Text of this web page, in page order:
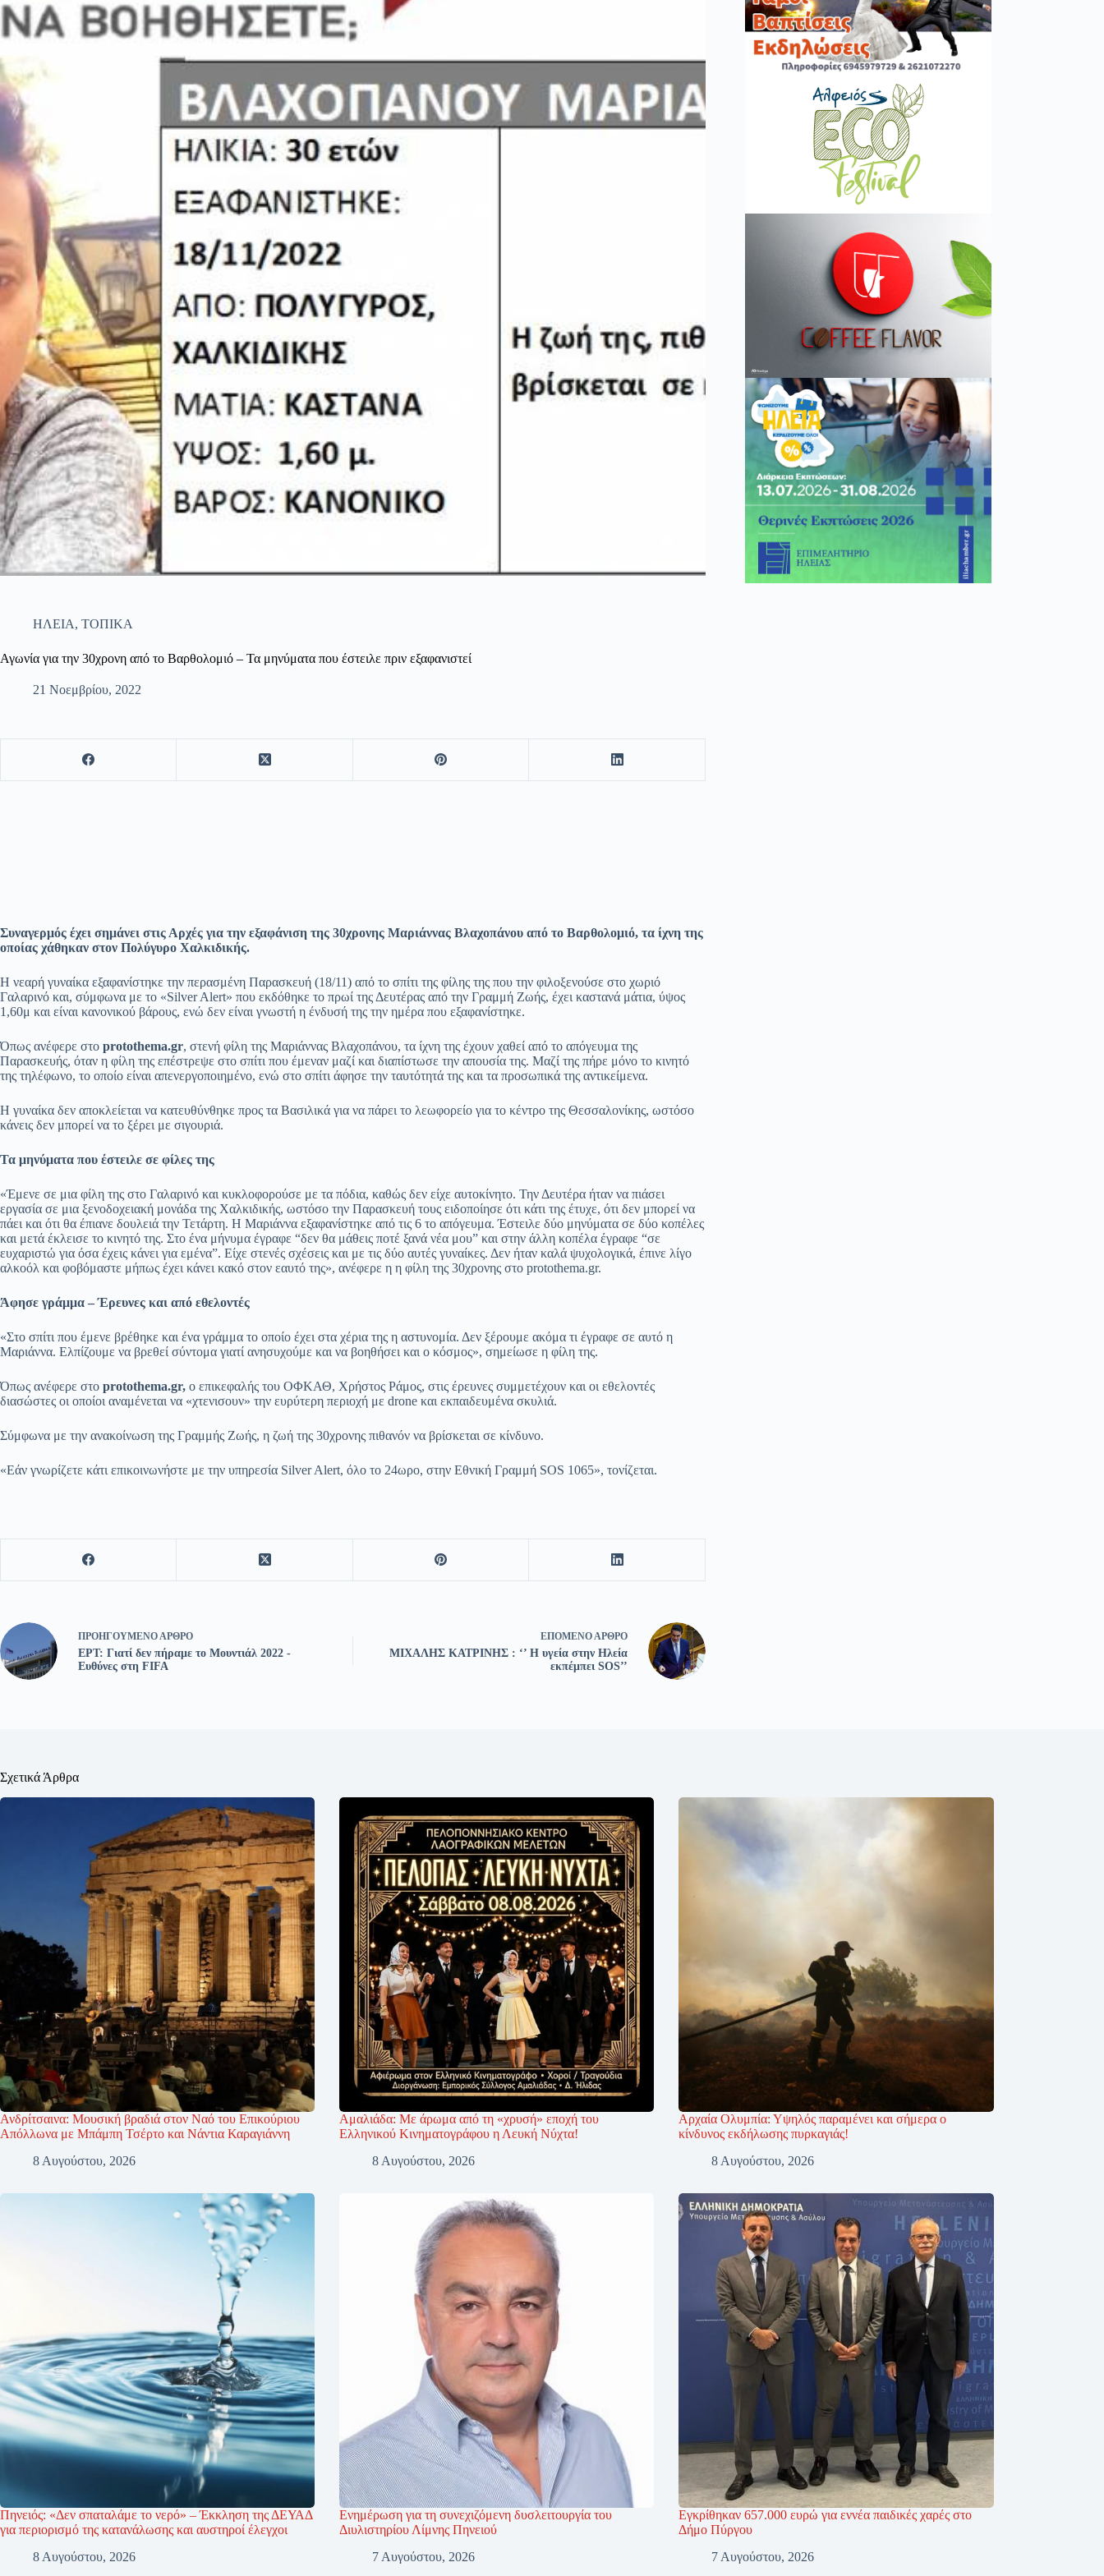
ΗΛΕΙΑ, ΤΟΠΙΚΑ
Αγωνία για την 30χρονη από το Βαρθολομιό – Τα μηνύματα που έστειλε πριν εξαφανιστεί
21 Νοεμβρίου, 2022
Συναγερμός έχει σημάνει στις Αρχές για την εξαφάνιση της 30χρονης Μαριάννας Βλαχοπάνου από το Βαρθολομιό, τα ίχνη της
οποίας χάθηκαν στον Πολύγυρο Χαλκιδικής.
Η νεαρή γυναίκα εξαφανίστηκε την περασμένη Παρασκευή (18/11) από το σπίτι της φίλης της που την φιλοξενούσε στο χωριό
Γαλαρινό και, σύμφωνα με το «Silver Alert» που εκδόθηκε το πρωί της Δευτέρας από την Γραμμή Ζωής, έχει καστανά μάτια, ύψος
1,60μ και είναι κανονικού βάρους, ενώ δεν είναι γνωστή η ένδυσή της την ημέρα που εξαφανίστηκε.
Όπως ανέφερε στο protothema.gr, στενή φίλη της Μαριάννας Βλαχοπάνου, τα ίχνη της έχουν χαθεί από το απόγευμα της
Παρασκευής, όταν η φίλη της επέστρεψε στο σπίτι που έμεναν μαζί και διαπίστωσε την απουσία της. Μαζί της πήρε μόνο το κινητό
της τηλέφωνο, το οποίο είναι απενεργοποιημένο, ενώ στο σπίτι άφησε την ταυτότητά της και τα προσωπικά της αντικείμενα.
Η γυναίκα δεν αποκλείεται να κατευθύνθηκε προς τα Βασιλικά για να πάρει το λεωφορείο για το κέντρο της Θεσσαλονίκης, ωστόσο
κάνεις δεν μπορεί να το ξέρει με σιγουριά.
Τα μηνύματα που έστειλε σε φίλες της
«Έμενε σε μια φίλη της στο Γαλαρινό και κυκλοφορούσε με τα πόδια, καθώς δεν είχε αυτοκίνητο. Την Δευτέρα ήταν να πιάσει
εργασία σε μια ξενοδοχειακή μονάδα της Χαλκιδικής, ωστόσο την Παρασκευή τους ειδοποίησε ότι κάτι της έτυχε, ότι δεν μπορεί να
πάει και ότι θα έπιανε δουλειά την Τετάρτη. Η Μαριάννα εξαφανίστηκε από τις 6 το απόγευμα. Έστειλε δύο μηνύματα σε δύο κοπέλες
και μετά έκλεισε το κινητό της. Στο ένα μήνυμα έγραφε “δεν θα μάθεις ποτέ ξανά νέα μου” και στην άλλη κοπέλα έγραφε “σε
ευχαριστώ για όσα έχεις κάνει για εμένα”. Είχε στενές σχέσεις και με τις δύο αυτές γυναίκες. Δεν ήταν καλά ψυχολογικά, έπινε λίγο
αλκοόλ και φοβόμαστε μήπως έχει κάνει κακό στον εαυτό της», ανέφερε η η φίλη της 30χρονης στο protothema.gr.
Άφησε γράμμα – Έρευνες και από εθελοντές
«Στο σπίτι που έμενε βρέθηκε και ένα γράμμα το οποίο έχει στα χέρια της η αστυνομία. Δεν ξέρουμε ακόμα τι έγραφε σε αυτό η
Μαριάννα. Ελπίζουμε να βρεθεί σύντομα γιατί ανησυχούμε και να βοηθήσει και ο κόσμος», σημείωσε η φίλη της.
Όπως ανέφερε στο protothema.gr, ο επικεφαλής του ΟΦΚΑΘ, Χρήστος Ράμος, στις έρευνες συμμετέχουν και οι εθελοντές
διασώστες οι οποίοι αναμένεται να «χτενισουν» την ευρύτερη περιοχή με drone και εκπαιδευμένα σκυλιά.
Σύμφωνα με την ανακοίνωση της Γραμμής Ζωής, η ζωή της 30χρονης πιθανόν να βρίσκεται σε κίνδυνο.
«Εάν γνωρίζετε κάτι επικοινωνήστε με την υπηρεσία Silver Alert, όλο το 24ωρο, στην Εθνική Γραμμή SOS 1065», τονίζεται.
ΠΡΟΗΓΟΎΜΕΝΟΆΡΘΡΟ
ΕΡΤ: Γιατί δεν πήραμε το Μουντιάλ 2022 -
Ευθύνες στη FIFA
ΕΠΌΜΕΝΟΆΡΘΡΟ
ΜΙΧΑΛΗΣ ΚΑΤΡΙΝΗΣ : ‘’ Η υγεία στην Ηλεία
εκπέμπει SOS’’
Σχετικά Άρθρα
Ανδρίτσαινα: Μουσική βραδιά στον Ναό του Επικούριου
Απόλλωνα με Μπάμπη Τσέρτο και Νάντια Καραγιάννη
8 Αυγούστου, 2026
Αμαλιάδα: Με άρωμα από τη «χρυσή» εποχή του
Ελληνικού Κινηματογράφου η Λευκή Νύχτα!
8 Αυγούστου, 2026
Αρχαία Ολυμπία: Υψηλός παραμένει και σήμερα ο
κίνδυνος εκδήλωσης πυρκαγιάς!
8 Αυγούστου, 2026
Πηνειός: «Δεν σπαταλάμε το νερό» – Έκκληση της ΔΕΥΑΔ
για περιορισμό της κατανάλωσης και αυστηροί έλεγχοι
8 Αυγούστου, 2026
Ενημέρωση για τη συνεχιζόμενη δυσλειτουργία του
Διυλιστηρίου Λίμνης Πηνειού
7 Αυγούστου, 2026
Εγκρίθηκαν 657.000 ευρώ για εννέα παιδικές χαρές στο
Δήμο Πύργου
7 Αυγούστου, 2026